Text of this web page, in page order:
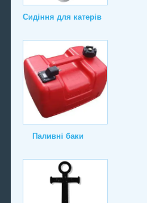
Сидіння для катерів
Паливні баки